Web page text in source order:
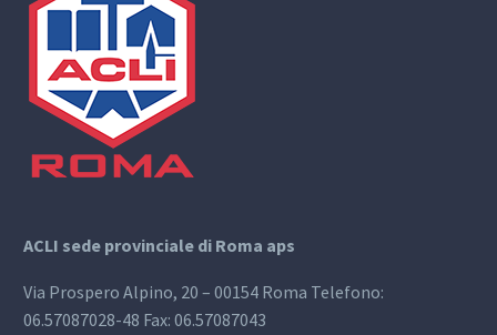
ACLI sede provinciale di Roma aps
Via Prospero Alpino, 20 – 00154 Roma Telefono:
06.57087028-48 Fax: 06.57087043